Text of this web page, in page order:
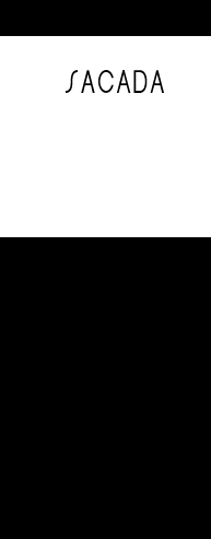
vestido midi
7º macacão